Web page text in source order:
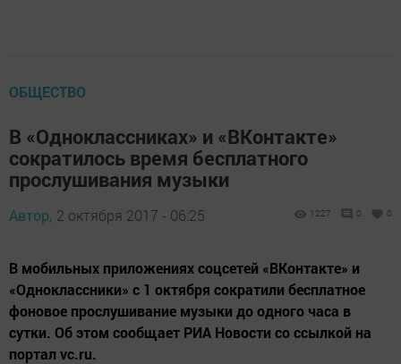
ОБЩЕСТВО
В «Одноклассниках» и «ВКонтакте»
сократилось время бесплатного
прослушивания музыки
Автор, 2 октября 2017 - 06:25 1227 0 0
В мобильных приложениях соцсетей «ВКонтакте» и
«Одноклассники» с 1 октября сократили бесплатное
фоновое прослушивание музыки до одного часа в
сутки. Об этом сообщает РИА Новости со ссылкой на
портал vc.ru.